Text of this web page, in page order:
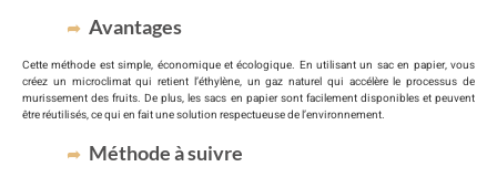
Avantages
Cette méthode est simple, économique et écologique. En utilisant un sac en papier, vous
créez un microclimat qui retient l’éthylène, un gaz naturel qui accélère le processus de
murissement des fruits. De plus, les sacs en papier sont facilement disponibles et peuvent
être réutilisés, ce qui en fait une solution respectueuse de l’environnement.
Méthode à suivre